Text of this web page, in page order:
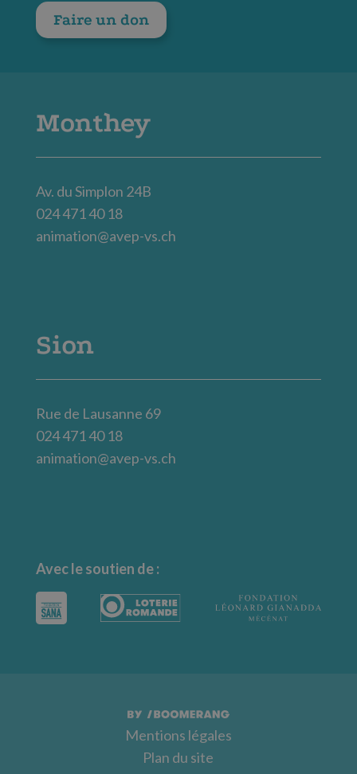
Faire un don
Monthey
Av. du Simplon 24B
024 471 40 18
animation@avep-vs.ch
Sion
Rue de Lausanne 69
024 471 40 18
animation@avep-vs.ch
Avec le soutien de :
Mentions légales
Plan du site